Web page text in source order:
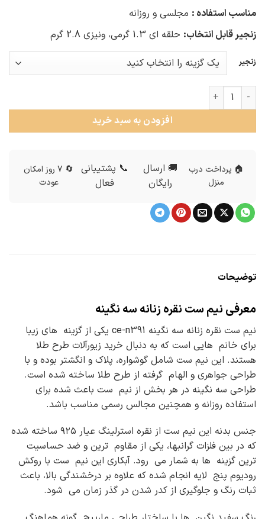
مناسب استفاده : مجلسی و روزانه
زنجیر قابل انتخاب: حلقه ای 1.3 گرمی، ونیزی 2.8 گرم
زنجیر
نیم ست نقره زنانه سه نگینه عدد
افزودن به سبد خرید
🏠 پرداخت درب
منزل
🚚 ارسال
رایگان
📞 پشتیبانی
فعال
🔄 7 روز امکان
عودت
توضیحات
معرفی نیم ست نقره زنانه سه نگینه
نیم ست نقره زنانه سه نگینه ce-n391 یکی از گزینه های زیبا
برای خانم هایی است که به دنبال خرید زیورآلات طرح طلا
هستند. این نیم ست شامل گوشواره، پلاک و انگشتر بوده و با
طراحی جواهری و الهام گرفته از طرح طلا ساخته شده است.
طراحی سه نگینه در هر بخش از نیم ست باعث شده برای
استفاده روزانه و همچنین مجالس رسمی مناسب باشد.
جنس بدنه این نیم ست از نقره استرلینگ عیار ۹۲۵ ساخته شده
که در بین فلزات گرانبها، یکی از مقاوم ترین و ضد حساسیت
ترین گزینه ها به شمار می رود. آبکاری این نیم ست با روکش
رودیوم پنج لایه انجام شده که علاوه بر درخشندگی بالا، باعث
ثبات رنگ و جلوگیری از کدر شدن در گذر زمان می شود.